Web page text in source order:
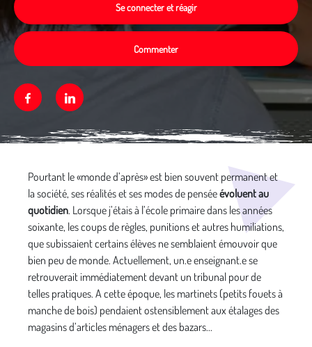
Se connecter et réagir
Commenter
FacebookLinkedin
Pourtant le «monde d’après» est bien souvent permanent et
la société, ses réalités et ses modes de penséeévoluent au
quotidien. Lorsque j’étais à l’école primaire dans les années
soixante, les coups de règles, punitions et autres humiliations,
que subissaient certains élèves ne semblaient émouvoir que
bien peu de monde. Actuellement, un.e enseignant.e se
retrouverait immédiatement devant un tribunal pour de
telles pratiques. A cette époque, les martinets (petits fouets à
manche de bois) pendaient ostensiblement aux étalages des
magasins d’articles ménagers et des bazars...